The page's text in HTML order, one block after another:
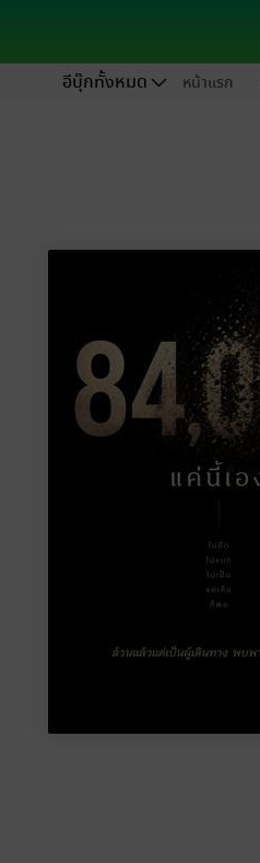
อีบุ๊กทั้งหมด หน้าแรก